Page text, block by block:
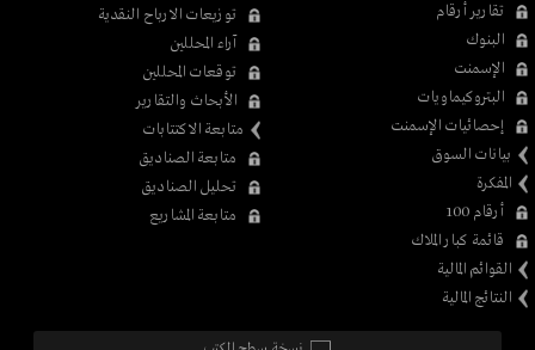
تقارير أرقام
البنوك
الإسمنت
البتروكيماويات
إحصائيات الإسمنت
بيانات السوق
المفكرة
أرقام 100
قائمة كبار الملاك
القوائم المالية
النتائج المالية
توزيعات الارباح النقدية
آراء المحللين
توقعات المحللين
الأبحاث والتقارير
متابعة الاكتتابات
متابعة الصناديق
تحليل الصناديق
متابعة المشاريع